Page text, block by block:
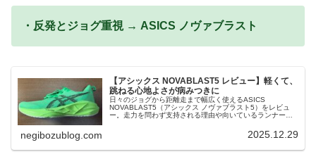
・反発とジョグ重視 → ASICS ノヴァブラスト
【アシックス NOVABLAST5 レビュー】軽くて、
跳ねる心地よさが病みつきに
日々のジョグから距離走まで幅広く使えるASICS
NOVABLAST5（アシックス ノヴァブラスト5）をレビュ
ー。走力を問わず支持される理由や向いているランナー像
negibozublog.com 2025.12.29